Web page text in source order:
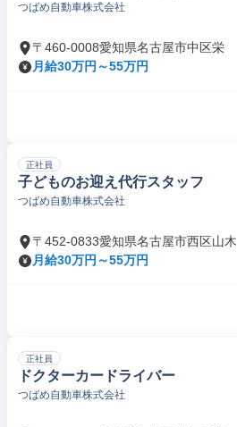
つばめ自動車株式会社
〒460-0008愛知県名古屋市中区栄
月給30万円～55万円
正社員
子どものお迎え代行スタッフ
つばめ自動車株式会社
〒452-0833愛知県名古屋市西区山木
月給30万円～55万円
正社員
ドクターカードライバー
つばめ自動車株式会社